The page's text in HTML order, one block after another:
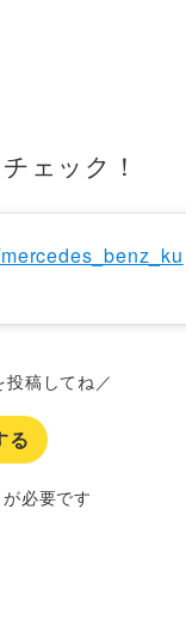
ェック！
稿してね／
る
必要です